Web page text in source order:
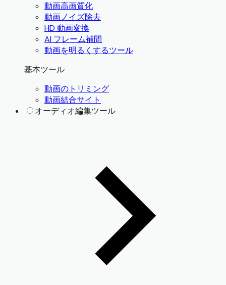
動画高画質化
動画ノイズ除去
HD 動画変換
AI フレーム補間
動画を明るくするツール
基本ツール
動画のトリミング
動画結合サイト
オーディオ編集ツール